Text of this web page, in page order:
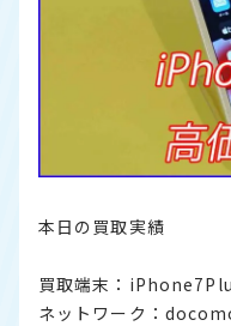
本日の買取実績
買取端末：
ネットワーク：